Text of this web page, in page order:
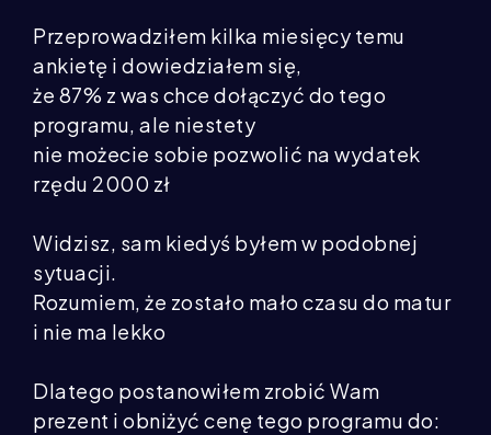
Przeprowadziłem kilka miesięcy temu
ankietę i dowiedziałem się,
że 87% z was chce dołączyć do tego
programu, ale niestety
nie możecie sobie pozwolić na wydatek
rzędu 2000 zł
Widzisz, sam kiedyś byłem w podobnej
sytuacji.
Rozumiem, że zostało mało czasu do matur
i nie ma lekko
Dlatego postanowiłem zrobić Wam
prezent i obniżyć cenę tego programu do: